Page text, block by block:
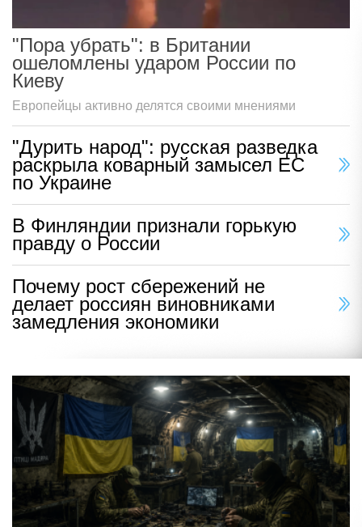
"Пора убрать": в Британии
ошеломлены ударом России по
Киеву
Европейцы активно делятся своими мнениями
"Дурить народ": русская разведка
раскрыла коварный замысел ЕС
по Украине
В Финляндии признали горькую
правду о России
Почему рост сбережений не
делает россиян виновниками
замедления экономики